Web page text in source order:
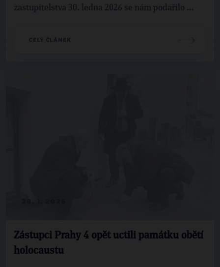
zastupitelstva 30. ledna 2026 se nám podařilo ...
CELÝ ČLÁNEK
Zástupci Prahy 4 opět uctili památku obětí
holocaustu